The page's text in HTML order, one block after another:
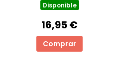
Disponible
16,95 €
Comprar